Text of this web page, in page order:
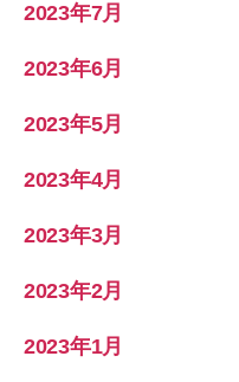
2023年7月
2023年6月
2023年5月
2023年4月
2023年3月
2023年2月
2023年1月